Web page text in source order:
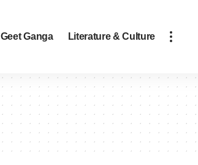
Geet Ganga Literature & Culture